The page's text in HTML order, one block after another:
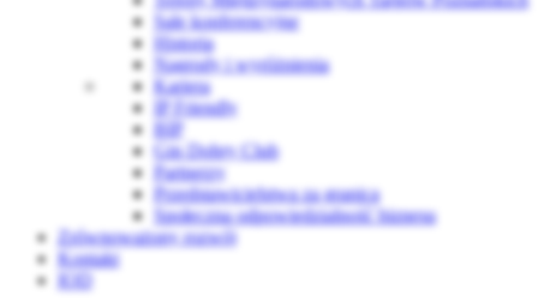
Sale konferencyjne
Historia
Nagrody i wyróżnienia
Kariera
IP Friendly
BIP
Gin Dobry Club
Partnerzy
Przedstawicielstwa za granicą
Społeczna odpowiedzialność biznesu
Zrównoważony rozwój
Kontakt
IOD